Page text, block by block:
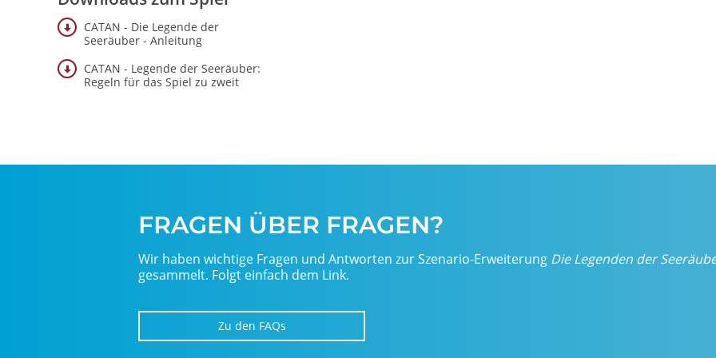
CATAN - Die Legende der
Seeräuber - Anleitung
CATAN - Legende der Seeräuber:
Regeln für das Spiel zu zweit
FRAGEN ÜBER FRAGEN?
Wir haben wichtige Fragen und Antworten zur Szenario-Erweiterung Die Legenden der
gesammelt. Folgt einfach dem Link.
Zu den FAQs